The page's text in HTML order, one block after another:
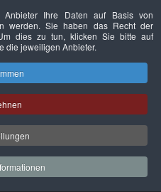
Nachhaltigkeit
Deutscher
e.V..
Ihre Daten auf Basis von
werden. Sie haben das Recht der
dies zu tun, klicken Sie bitte auf
die jeweiligen Anbieter.